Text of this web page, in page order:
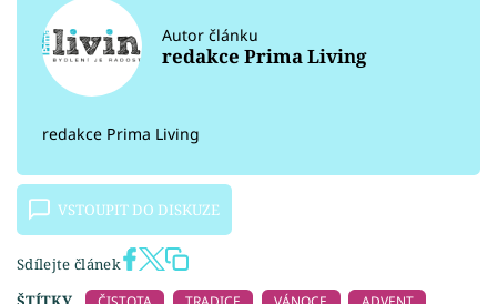
Autor článku
redakce Prima Living
redakce Prima Living
VSTOUPIT DO DISKUZE
Sdílejte článek